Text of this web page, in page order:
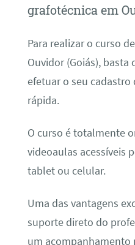
grafotécnica em
Para realizar o curso
Ouvidor (Goiás),
efetuar o seu cadastro
rápida.
O curso é totalmente
videoaulas acessíveis
tablet ou celular.
Uma das vantagens
suporte direto do
um acompanhamento